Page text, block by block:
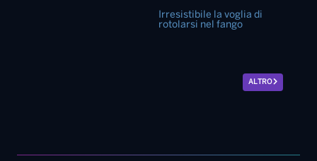
Irresistibile la voglia di
rotolarsi nel fango
ALTRO